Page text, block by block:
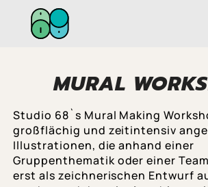
MURAL
Studio 68`s Mural Making
großflächig und zeitintensiv
Illustrationen, die anhand einer
Gruppenthematik oder einer
erst als zeichnerischen Entwurf